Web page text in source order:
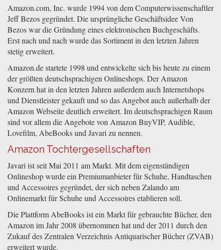
Amazon.com, Inc. wurde 1994 von dem Computerwissenschaftler
Jeff Bezos gegründet. Die ursprüngliche Geschäftsidee Von
Bezos war die Gründung eines elektronischen Buchgeschäfts.
Erst nach und nach wurde das Sortiment in den letzten Jahren
stetig erweitert.
Amazon.de startete 1998 und entwickelte sich bis heute zu einem
der größten deutschsprachigen Onlineshops. Der Amazon
Konzern hat in den letzten Jahren außerdem auch Internetshops
und Dienstleister gekauft und so das Angebot auch außerhalb der
Amazon Webseite deutlich erweitert. Im deutschsprachigen Raum
sind vor allem die Angebote von Amazon BuyVIP, Audible,
Lovefilm, AbeBooks und Javari zu nennen.
Amazon Tochtergesellschaften
Javari ist seit Mai 2011 am Markt. Mit dem eigenständigen
Onlineshop wurde ein Premiumanbieter für Schuhe, Handtaschen
und Accessoires gegründet, der sich neben Zalando am
Onlinemarkt für Schuhe und Accessoires etablieren soll.
Die Plattform AbeBooks ist ein Markt für gebrauchte Bücher, den
Amazon im Jahr 2008 übernommen hat und der 2011 durch den
Zukauf des Zentralen Verzeichnis Antiquarischer Bücher (ZVAB)
erweitert wurde.